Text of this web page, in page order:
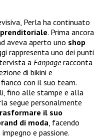
Perla ha continuato
. Prima ancora
aveva aperto uno shop
rappresenta uno dei punti
a Fanpageracconta
di bikini e
con il suo team.
fino alle stampe e alla
segue personalmente
il suo
di moda , facendo
e passione.